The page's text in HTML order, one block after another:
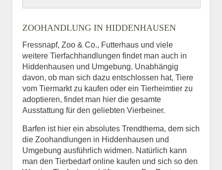
ZOOHANDLUNG IN HIDDENHAUSEN
Fressnapf, Zoo & Co., Futterhaus und viele
weitere Tierfachhandlungen findet man auch in
Hiddenhausen und Umgebung. Unabhängig
davon, ob man sich dazu entschlossen hat, Tiere
vom Tiermarkt zu kaufen oder ein Tierheimtier zu
adoptieren, findet man hier die gesamte
Ausstattung für den geliebten Vierbeiner.
Barfen ist hier ein absolutes Trendthema, dem sich
die Zoohandlungen in Hiddenhausen und
Umgebung ausführlich widmen. Natürlich kann
man den Tierbedarf online kaufen und sich so den